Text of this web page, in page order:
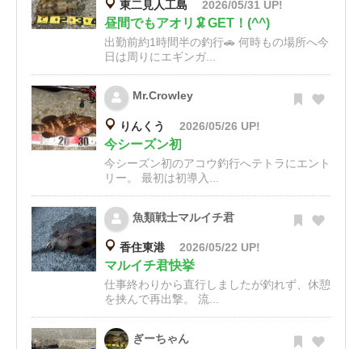
東二見人工島 2026/05/31 UP!
昼間でもアオリ🦑GET！(^^)
出勤前約1時間半の釣行🚗 何時もの場所へ今
日は周りにエギンガ...
Mr.Crowley
りんくう 2026/05/26 UP!
今シーズン初
今シーズン初のアコウ釣行へテトラにエント
リー。 最初は初導入...
魚類戦士マルイチ君
香住東港 2026/05/22 UP!
マルイチ君快挙
仕事終わりから直行しましたが釣れず、休憩
を挟んで再出撃。 流...
ぎーちゃん